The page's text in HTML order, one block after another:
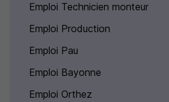
Emploi Technicien monteur
Emploi Production
Emploi Pau
Emploi Bayonne
Emploi Orthez